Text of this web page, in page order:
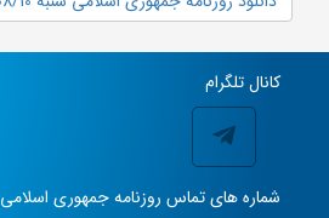
کانال تلگرام
شماره های تماس روزنامه جمهوری اسلامی